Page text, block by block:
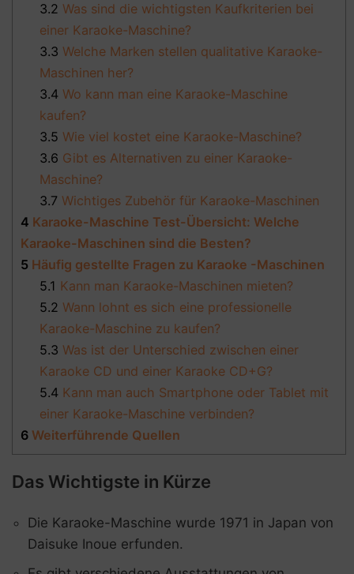
3.2 Was sind die wichtigsten Kaufkriterien bei
einer Karaoke-Maschine?
3.3 Welche Marken stellen qualitative Karaoke-
Maschinen her?
3.4 Wo kann man eine Karaoke-Maschine
kaufen?
3.5 Wie viel kostet eine Karaoke-Maschine?
3.6 Gibt es Alternativen zu einer Karaoke-
Maschine?
3.7 Wichtiges Zubehör für Karaoke-Maschinen
4 Karaoke-Maschine Test-Übersicht: Welche
Karaoke-Maschinen sind die Besten?
5 Häufig gestellte Fragen zu Karaoke -Maschinen
5.1 Kann man Karaoke-Maschinen mieten?
5.2 Wann lohnt es sich eine professionelle
Karaoke-Maschine zu kaufen?
5.3 Was ist der Unterschied zwischen einer
Karaoke CD und einer Karaoke CD+G?
5.4 Kann man auch Smartphone oder Tablet mit
einer Karaoke-Maschine verbinden?
6 Weiterführende Quellen
Das Wichtigste in Kürze
Die Karaoke-Maschine wurde 1971 in Japan von
Daisuke Inoue erfunden.